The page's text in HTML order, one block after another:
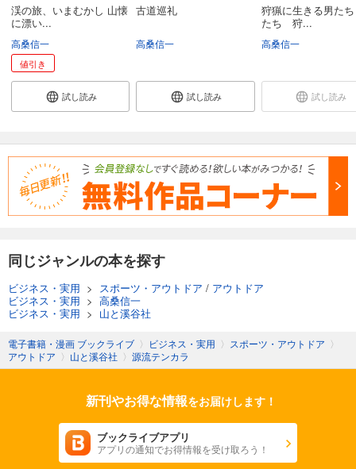
渓の旅、いまむかし 山懐
に漂い...
高桑信一
値引き
試し読み
古道巡礼
高桑信一
試し読み
狩猟に生きる男た
たち 狩...
高桑信一
試し読み
同じジャンルの本を探す
ビジネス・実用 > スポーツ・アウトドア / アウトドア
ビジネス・実用 > 高桑信一
ビジネス・実用 > 山と溪谷社
電子書籍・漫画 ブックライブ 〉 ビジネス・実用 〉 スポーツ・アウトドア 〉
アウトドア 〉 山と溪谷社 〉 源流テンカラ
新刊やお得な情報をお届けします！
ブックライブアプリ
アプリの通知でお得情報を受け取ろう！